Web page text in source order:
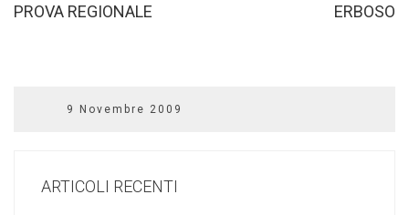
PROVA REGIONALE
ERBOSO
9 Novembre 2009
ARTICOLI RECENTI